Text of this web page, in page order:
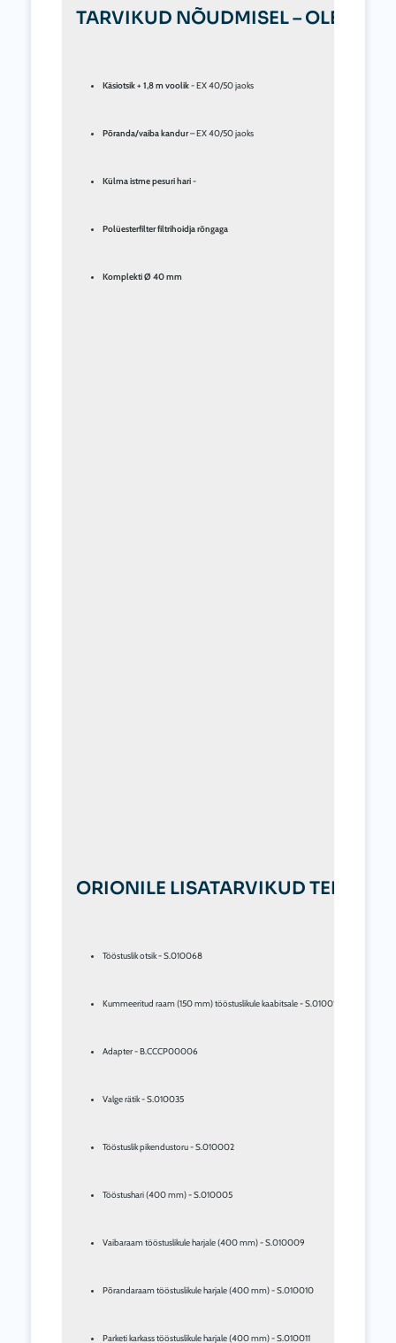
TARVIKUD NÕUDMISEL –
Käsiotsik + 1,8 m voolik - EX 40/50 jaoks
Põranda/vaiba kandur – EX 40/50 jaoks
Külma istme pesuri hari -
Polüesterfilter filtrihoidja rõngaga
Komplekti Ø 40 mm
ORIONILE LISATARVIKUD
Tööstuslik otsik - S.010068
Kummeeritud raam (150 mm) tööstuslikule kaabitsale - S.010014
Adapter - B.CCCP00006
Valge rätik - S.010035
Tööstuslik pikendustoru - S.010002
Tööstushari (400 mm) - S.010005
Vaibaraam tööstuslikule harjale (400 mm) - S.010009
Põrandaraam tööstuslikule harjale (400 mm) - S.010010
Parketi karkass tööstuslikule harjale (400 mm) - S.010011